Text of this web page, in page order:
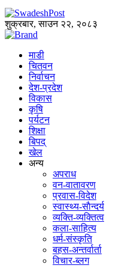
शुक्रबार, साउन २२, २०८३
माडी
चितवन
निर्वाचन
देश-प्रदेश
विकास
कृषि
पर्यटन
शिक्षा
बिपद्
खेल
अन्य
अपराध
वन-वातावरण
प्रवास-विदेश
स्वास्थ्य-साैन्दर्य
व्यक्ति-व्यक्तित्व
कला-साहित्य
धर्म-संस्कृति
बहस-अन्तर्वार्ता
विचार-ब्लग